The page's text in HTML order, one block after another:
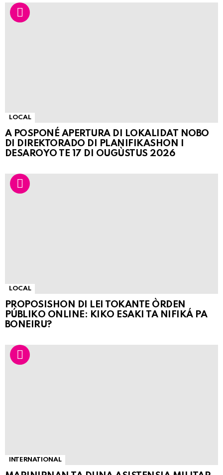
LOCAL
A POSPONÉ APERTURA DI LOKALIDAT NOBO
DI DIREKTORADO DI PLANIFIKASHON I
DESAROYO TE 17 DI OUGÙSTUS 2026
LOCAL
PROPOSISHON DI LEI TOKANTE ÒRDEN
PÚBLIKO ONLINE: KIKO ESAKI TA NIFIKÁ PA
BONEIRU?
INTERNATIONAL